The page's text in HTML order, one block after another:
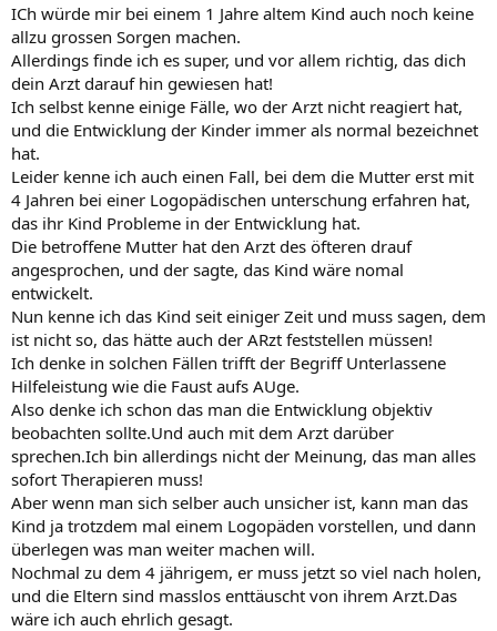
ICh würde mir bei einem 1 Jahre altem Kind auch noch keine
allzu grossen Sorgen machen.
Allerdings finde ich es super, und vor allem richtig, das dich
dein Arzt darauf hin gewiesen hat!
Ich selbst kenne einige Fälle, wo der Arzt nicht reagiert hat,
und die Entwicklung der Kinder immer als normal bezeichnet
hat.
Leider kenne ich auch einen Fall, bei dem die Mutter erst mit
4 Jahren bei einer Logopädischen unterschung erfahren hat,
das ihr Kind Probleme in der Entwicklung hat.
Die betroffene Mutter hat den Arzt des öfteren drauf
angesprochen, und der sagte, das Kind wäre nomal
entwickelt.
Nun kenne ich das Kind seit einiger Zeit und muss sagen, dem
ist nicht so, das hätte auch der ARzt feststellen müssen!
Ich denke in solchen Fällen trifft der Begriff Unterlassene
Hilfeleistung wie die Faust aufs AUge.
Also denke ich schon das man die Entwicklung objektiv
beobachten sollte.Und auch mit dem Arzt darüber
sprechen.Ich bin allerdings nicht der Meinung, das man alles
sofort Therapieren muss!
Aber wenn man sich selber auch unsicher ist, kann man das
Kind ja trotzdem mal einem Logopäden vorstellen, und dann
überlegen was man weiter machen will.
Nochmal zu dem 4 jährigem, er muss jetzt so viel nach holen,
und die Eltern sind masslos enttäuscht von ihrem Arzt.Das
wäre ich auch ehrlich gesagt.